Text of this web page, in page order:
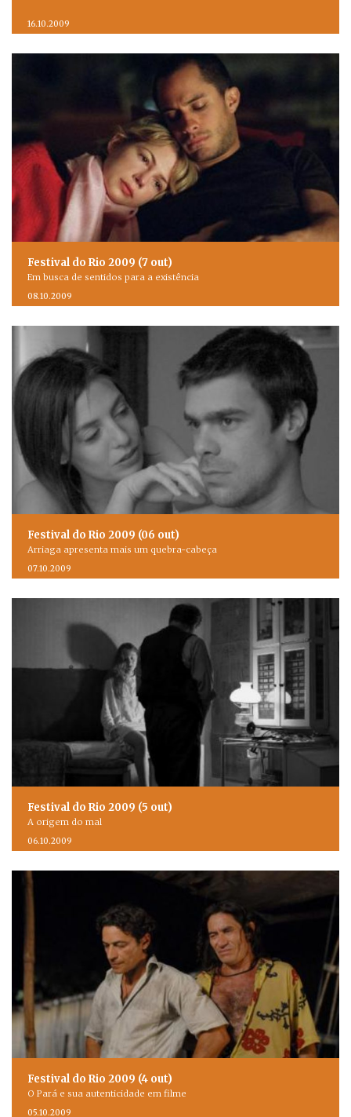
16.10.2009
Festival do Rio 2009 (7 out)
Em busca de sentidos para a existência
08.10.2009
Festival do Rio 2009 (06 out)
Arriaga apresenta mais um quebra-cabeça
07.10.2009
Festival do Rio 2009 (5 out)
A origem do mal
06.10.2009
Festival do Rio 2009 (4 out)
O Pará e sua autenticidade em filme
05.10.2009